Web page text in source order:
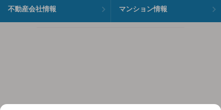
不動産会社情報 マンション情報